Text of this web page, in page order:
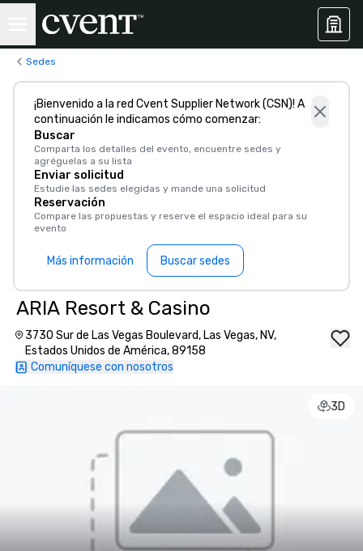
Sedes
¡Bienvenido a la red Cvent Supplier Network (CSN)! A
continuación le indicamos cómo comenzar:
Buscar
Comparta los detalles del evento, encuentre sedes y
agréguelas a su lista
Enviar solicitud
Estudie las sedes elegidas y mande una solicitud
Reservación
Compare las propuestas y reserve el espacio ideal para su
evento
Más información Buscar sedes
ARIA Resort & Casino
3730 Sur de Las Vegas Boulevard, Las Vegas, NV,
Estados Unidos de América, 89158
Comuníquese con nosotros
3D